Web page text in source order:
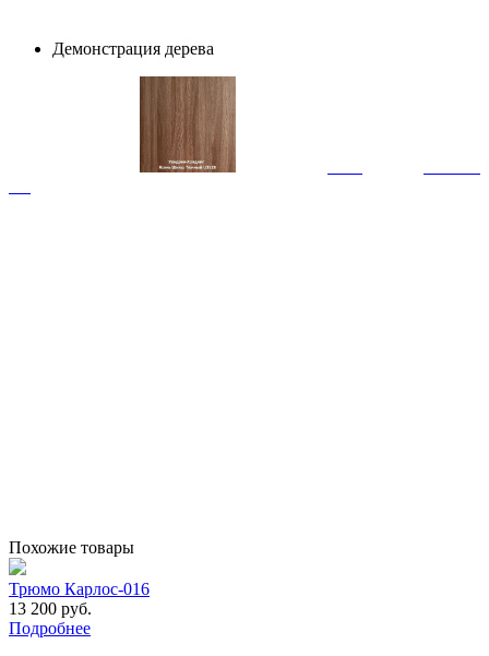
Демонстрация дерева
Похожие товары
Трюмо Карлос-016
13 200 руб.
Подробнее